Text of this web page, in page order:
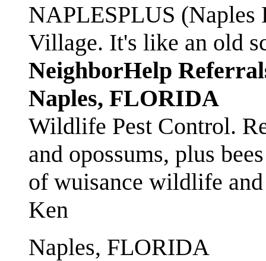
NAPLESPLUS
Village. It's like an old
NeighborHelp
Naples, FLORIDA
Wildlife Pest Control.
and opossums, plus
of wuisance wildlife
Ken
Naples, FLORIDA